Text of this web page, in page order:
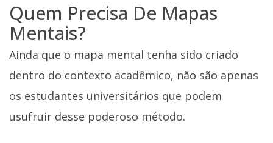
Quem Precisa De Mapas
Mentais?
Ainda que o mapa mental tenha sido criado
dentro do contexto acadêmico, não são apenas
os estudantes universitários que podem
usufruir desse poderoso método.